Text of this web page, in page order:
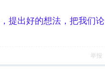
提出好的想法，把我们论
举报